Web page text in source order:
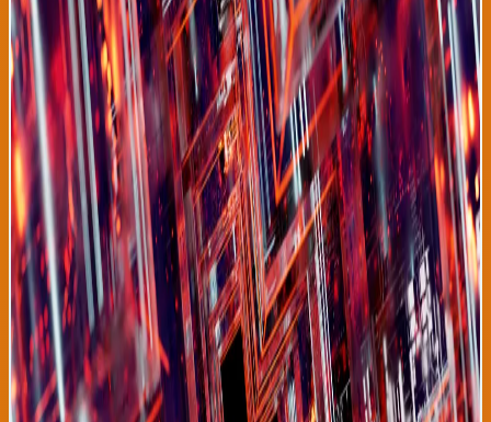
con precisión del 99.8%, revolucionando completamente el
diagnóstico de una enfermedad que mata a 1.5 millones de
personas anualmente en el mundo y genera enorme carga
epidemiológica en países en desarrollo. El sistema, entrenado
con 500,000 imágenes radiográficas de pacientes de 60 países,
puede analizar radiografías de tórax en segundos y generar
diagnósticos más precisos que radiólogos expertos,
especialmente en casos de tuberculosis resistente a
medicamentos. Esta tecnología tiene potencial de transformar
diagnóstico médico en regiones de América Latina, África y Asia
donde la tuberculosis prevalece, pero acceso a radiólogos
especializados es limitado. El sistema será distribuido
gratuitamente a clínicas de bajo recursos en países en
desarrollo comenzando en 2027. La tuberculosis es
particularmente devastadora en países latinoamericanos donde
representa causa principal de mortalidad por enfermedades
infecciosas, después de COVID-19. Perú, Ecuador, Bolivia y
Colombia reportan tasas de tuberculosis muy superiores al
promedio mundial, con sistemas de salud que carecen de